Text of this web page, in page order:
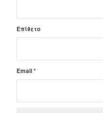
Επίθετο
Email*